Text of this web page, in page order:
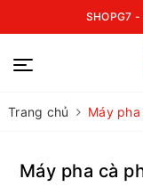
SHOPG7
Trang chủ Máy
Máy pha cà